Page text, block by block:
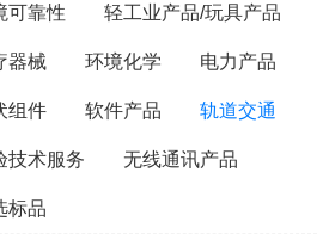
可靠性 轻工业产品/玩具产品
器械 环境化学 电力产品
组件 软件产品 轨道交通
技术服务 无线通讯产品
标品